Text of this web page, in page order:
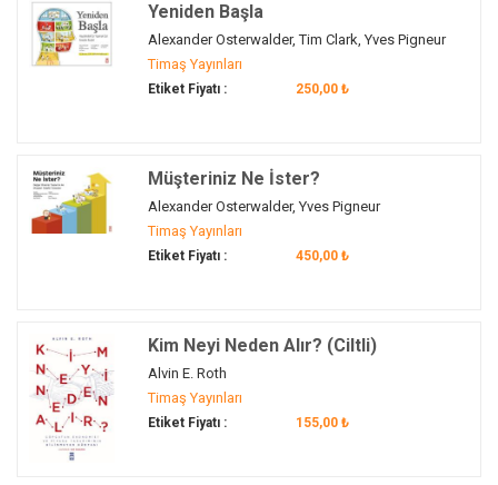
inovasyon
insan kaynakları
iş dünyası
iş modeli
kariyer değişimi
liderlik
mac os
macbook
Macintosh
Yeniden Başla
Alexander Osterwalder, Tim Clark, Yves Pigneur
Timaş Yayınları
Etiket Fiyatı : 250,00 ₺
Müşteriniz Ne İster?
Alexander Osterwalder, Yves Pigneur
Timaş Yayınları
Etiket Fiyatı : 450,00 ₺
Kim Neyi Neden Alır? (Ciltli)
Alvin E. Roth
Timaş Yayınları
Etiket Fiyatı : 155,00 ₺